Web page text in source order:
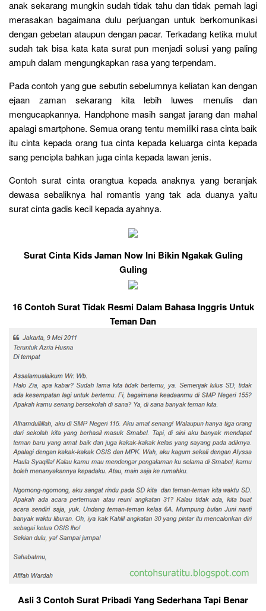
anak sekarang mungkin sudah tidak tahu dan tidak pernah lagi
merasakan bagaimana dulu perjuangan untuk berkomunikasi
dengan gebetan ataupun dengan pacar. Terkadang ketika mulut
sudah tak bisa kata kata surat pun menjadi solusi yang paling
ampuh dalam mengungkapkan rasa yang terpendam.
Pada contoh yang gue sebutin sebelumnya keliatan kan dengan
ejaan zaman sekarang kita lebih luwes menulis dan
mengucapkannya. Handphone masih sangat jarang dan mahal
apalagi smartphone. Semua orang tentu memiliki rasa cinta baik
itu cinta kepada orang tua cinta kepada keluarga cinta kepada
sang pencipta bahkan juga cinta kepada lawan jenis.
Contoh surat cinta orangtua kepada anaknya yang beranjak
dewasa sebaliknya hal romantis yang tak ada duanya yaitu
surat cinta gadis kecil kepada ayahnya.
Surat Cinta Kids Jaman Now Ini Bikin Ngakak Guling
Guling
16 Contoh Surat Tidak Resmi Dalam Bahasa Inggris Untuk
Teman Dan
Asli 3 Contoh Surat Pribadi Yang Sederhana Tapi Benar